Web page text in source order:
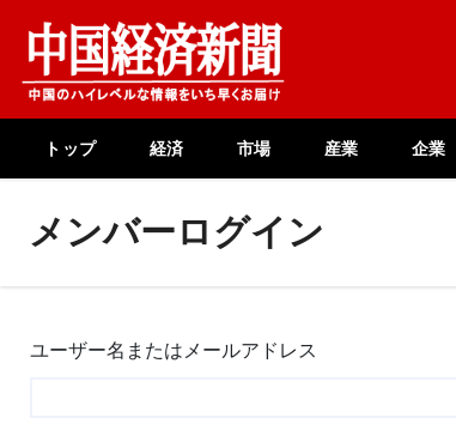
content
トップ 経済 市場 産業 企業
メンバーログイン
ユーザー名またはメールアドレス